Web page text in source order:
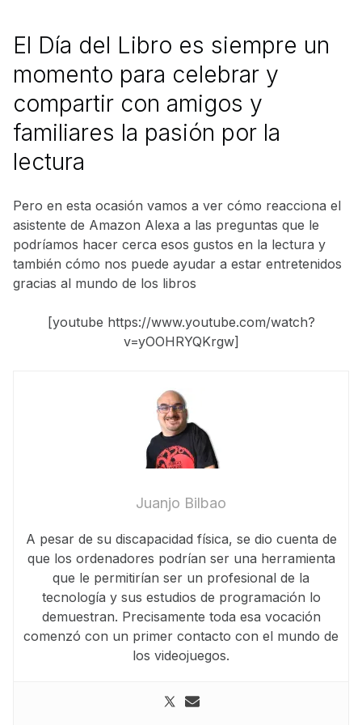
El Día del Libro es siempre un
momento para celebrar y
compartir con amigos y
familiares la pasión por la
lectura
Pero en esta ocasión vamos a ver cómo reacciona el
asistente de Amazon Alexa a las preguntas que le
podríamos hacer cerca esos gustos en la lectura y
también cómo nos puede ayudar a estar entretenidos
gracias al mundo de los libros
[youtube https://www.youtube.com/watch?
v=yOOHRYQKrgw]
Juanjo Bilbao
A pesar de su discapacidad física, se dio cuenta de
que los ordenadores podrían ser una herramienta
que le permitirían ser un profesional de la
tecnología y sus estudios de programación lo
demuestran. Precisamente toda esa vocación
comenzó con un primer contacto con el mundo de
los videojuegos.